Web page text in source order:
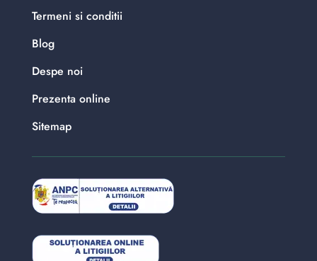
Termeni si conditii
Blog
Despe noi
Prezenta online
Sitemap